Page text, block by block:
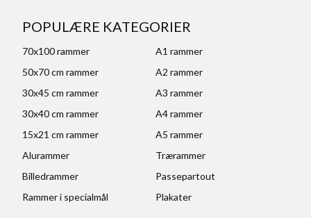
POPULÆRE KATEGORIER
70x100 rammer
A1 rammer
50x70 cm rammer
A2 rammer
30x45 cm rammer
A3 rammer
30x40 cm rammer
A4 rammer
15x21 cm rammer
A5 rammer
Alurammer
Trærammer
Billedrammer
Passepartout
Rammer i specialmål
Plakater